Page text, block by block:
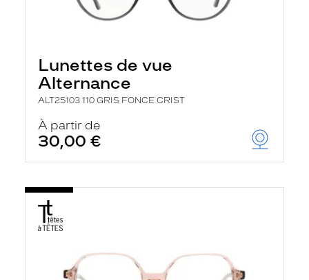
Lunettes de vue
Alternance
ALT25103 110 GRIS FONCE CRIST
À partir de
30,00 €